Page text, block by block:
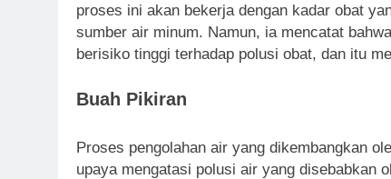
proses ini akan bekerja dengan kadar obat
sumber air minum. Namun, ia mencatat
berisiko tinggi terhadap polusi obat, dan itu
Buah Pikiran
Proses pengolahan air yang dikembangkan
upaya mengatasi polusi air yang disebabkan